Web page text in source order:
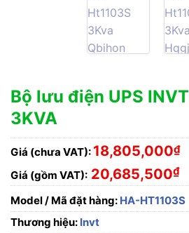
Bộ lưu điện UPS
3KVA
Giá (chưa VAT): 18,805,000₫
Giá (gồm VAT): 20,685,500₫
Model / Mã đặt hàng: HA-HT1103S
Thương hiệu: Invt